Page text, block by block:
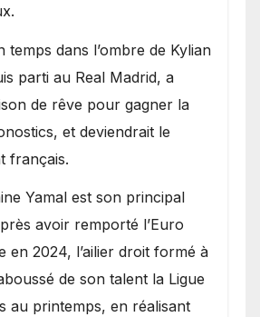
temps dans l’ombre de Kylian
parti au Real Madrid, a
de rêve pour gagner la
et deviendrait le
français.
Yamal est son principal
avoir remporté l’Euro
en 2024, l’ailier droit formé à
de son talent la Ligue
au printemps, en réalisant